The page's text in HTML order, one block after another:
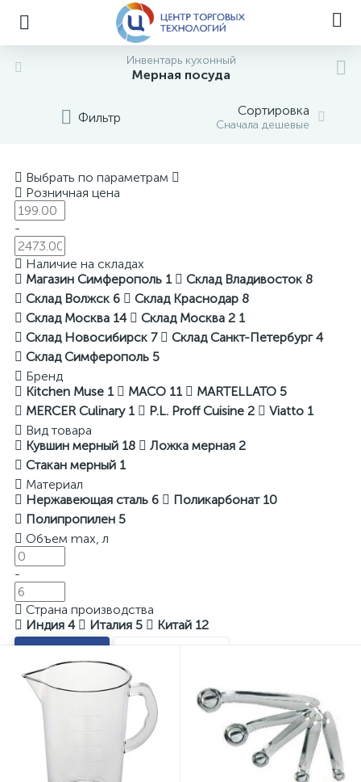
Инвентарь кухонный
Мерная посуда
Фильтр Сортировка
Сначала дешевые
Выбрать по параметрам
Розничная цена
-
Наличие на складах
Магазин Симферополь 1 Склад Владивосток 8
Склад Волжск 6 Склад Краснодар 8
Склад Москва 14 Склад Москва 2 1
Склад Новосибирск 7 Склад Санкт-Петербург4
Склад Симферополь 5
Бренд
Kitchen Muse 1 MACO 11 MARTELLATO 5
MERCER Culinary 1 P.L. Proff Cuisine 2 Viatto 1
Вид товара
Кувшин мерный 18 Ложка мерная 2
Стакан мерный 1
Материал
Нержавеющая сталь 6 Поликарбонат 10
Полипропилен 5
Объем max, л
-
Страна производства
Индия 4 Италия 5 Китай 12